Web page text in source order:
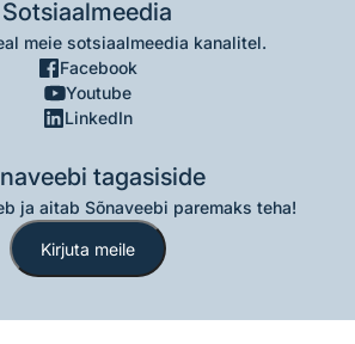
Sotsiaalmeedia
meie sotsiaalmeedia kanalitel.
Facebook
Youtube
LinkedIn
tagasiside
ja aitab Sõnaveebi paremaks teha!
Kirjuta meile